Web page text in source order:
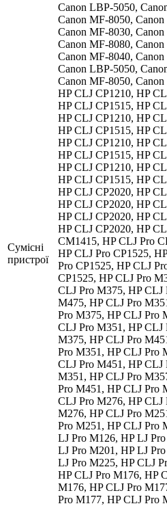
Сумісні
пристрої
Canon LBP-5050,
Canon MF-8050,
Canon MF-8030,
Canon MF-8080,
Canon MF-8040,
Canon LBP-5050,
Canon MF-8050,
HP CLJ CP1210, HP
HP CLJ CP1515, HP
HP CLJ CP1210, HP
HP CLJ CP1515, HP
HP CLJ CP1210, HP
HP CLJ CP1515, HP
HP CLJ CP1210, HP
HP CLJ CP1515, HP
HP CLJ CP2020, HP
HP CLJ CP2020, HP
HP CLJ CP2020, HP
HP CLJ CP2020, HP
CM1415, HP CLJ Pro
HP CLJ Pro CP1525,
Pro CP1525, HP CLJ
CP1525, HP CLJ Pro
CLJ Pro M375, HP CLJ
M475, HP CLJ Pro
Pro M375, HP CLJ Pro
CLJ Pro M351, HP CLJ
M375, HP CLJ Pro
Pro M351, HP CLJ Pro
CLJ Pro M451, HP CLJ
M351, HP CLJ Pro
Pro M451, HP CLJ Pro
CLJ Pro M276, HP CLJ
M276, HP CLJ Pro
Pro M251, HP CLJ Pro
LJ Pro M126, HP LJ
LJ Pro M201, HP LJ
LJ Pro M225, HP CLJ
HP CLJ Pro M176, HP
M176, HP CLJ Pro
Pro M177, HP CLJ Pro